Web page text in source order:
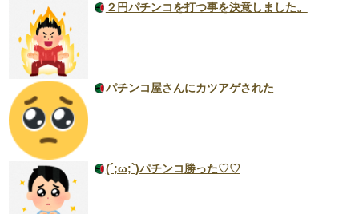
２円パチンコを打つ事を決意しました。
パチンコ屋さんにカツアゲされた
(´;ω;`)パチンコ勝った♡♡